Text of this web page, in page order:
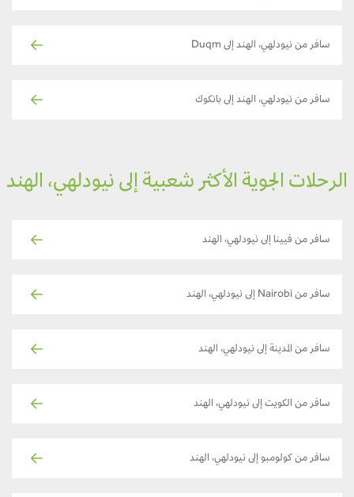
سافر من نيودلهي، الهند إلى Duqm
سافر من نيودلهي، الهند إلى بانكوك
الجوية الأكثر شعبية إلى نيودلهي، الهند
سافر من فيينا إلى نيودلهي، الهند
سافر من Nairobi إلى نيودلهي، الهند
سافر من المدينة إلى نيودلهي، الهند
سافر من الكويت إلى نيودلهي، الهند
سافر من كولومبو إلى نيودلهي، الهند